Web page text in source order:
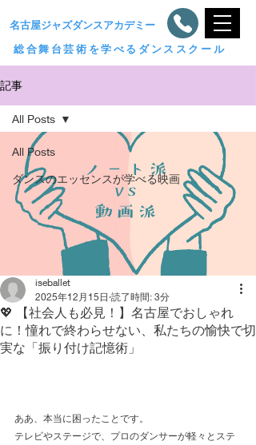
総合舞台芸術を学べるダンススクール
​名古屋ジャズダンスアカデミー
記事
All Posts
ダンスのエッセンスが学べる映画
All Posts
💖 【社会人も必見！】名古屋でおしゃれ
に！憧れで終わらせない、私たちの愉快で切
実な「振り付け記憶術」
iseballet
2025年12月15日 読了時間: 3分
ああ、本当に困ったことです。
テレビやステージで、プロのダンサーが軽々とステ